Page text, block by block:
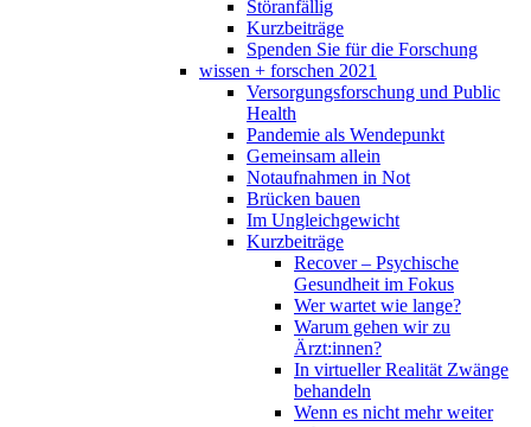
Störanfällig
Kurzbeiträge
Spenden Sie für die Forschung
wissen + forschen 2021
Versorgungsforschung und Public
Health
Pandemie als Wendepunkt
Gemeinsam allein
Notaufnahmen in Not
Brücken bauen
Im Ungleichgewicht
Kurzbeiträge
Recover – Psychische
Gesundheit im Fokus
Wer wartet wie lange?
Warum gehen wir zu
Ärzt:innen?
In virtueller Realität Zwänge
behandeln
Wenn es nicht mehr weiter